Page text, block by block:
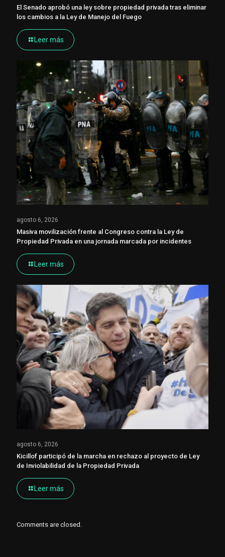
El Senado aprobó una ley sobre propiedad privada tras eliminar
los cambios a la Ley de Manejo del Fuego
Leer más
agosto 6, 2026
Masiva movilización frente al Congreso contra la Ley de
Propiedad Privada en una jornada marcada por incidentes
Leer más
agosto 6, 2026
Kicillof participó de la marcha en rechazo al proyecto de Ley
de Inviolabilidad de la Propiedad Privada
Leer más
Comments are closed.